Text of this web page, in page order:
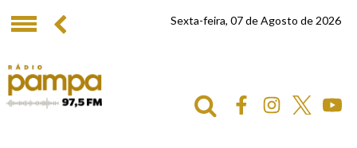
Sexta-feira, 07 de Agosto de 2026